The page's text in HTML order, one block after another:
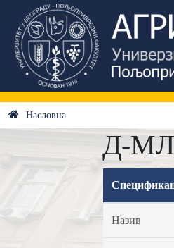
Насловна
Д-
Назив